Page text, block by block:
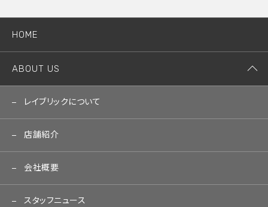
HOME
ABOUT US
レイブリックについて
店舗紹介
会社概要
スタッフニュース